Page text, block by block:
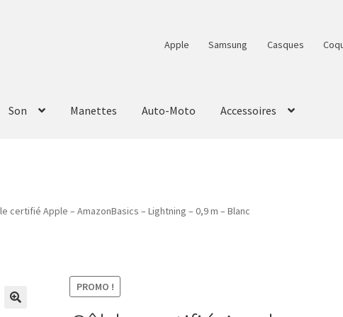
Apple Samsung Casques
Son Manettes Auto-Moto Accessoires
certifié Apple – AmazonBasics – Lightning – 0,9 m – Blanc
PROMO !